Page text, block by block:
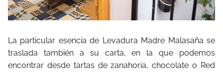
La particular esencia de Levadura Madre Malasaña se
traslada también a su carta, en la que podemos
encontrar desde tartas de zanahoria, chocolate o Red